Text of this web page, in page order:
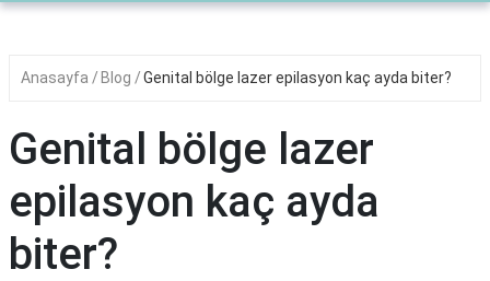
Anasayfa Blog Genital bölge lazer epilasyon kaç ayda biter?
Genital bölge lazer
epilasyon kaç ayda
biter?